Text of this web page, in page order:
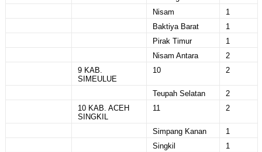
Nisam
1
Baktiya Barat
1
Pirak Timur
1
Nisam Antara
2
9 KAB.
SIMEULUE
10 2
Teupah Selatan
2
10 KAB. ACEH
SINGKIL
11 2
Simpang Kanan
1
Singkil
1